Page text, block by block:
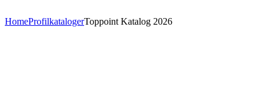
HomeProfilkatalogerToppoint Katalog 2026